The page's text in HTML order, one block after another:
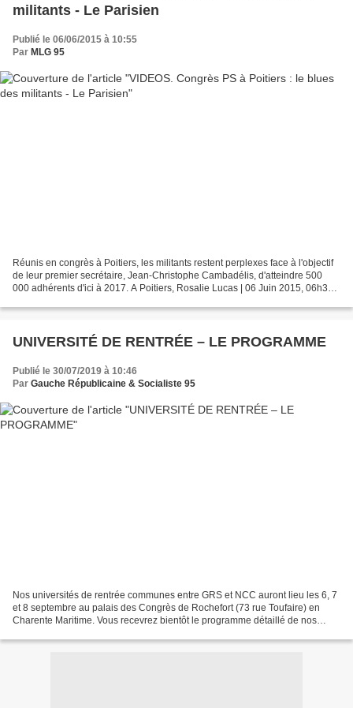
militants - Le Parisien
Publié le 06/06/2015 à 10:55
Par MLG 95
Réunis en congrès à Poitiers, les militants restent perplexes face à l'objectif
de leur premier secrétaire, Jean-Christophe Cambadélis, d'atteindre 500
000 adhérents d'ici à 2017. A Poitiers, Rosalie Lucas | 06 Juin 2015, 06h32 |
UNIVERSITÉ DE RENTRÉE – LE PROGRAMME
Publié le 30/07/2019 à 10:46
Par Gauche Républicaine & Socialiste 95
Nos universités de rentrée communes entre GRS et NCC auront lieu les 6, 7
et 8 septembre au palais des Congrès de Rochefort (73 rue Toufaire) en
Charente Maritime. Vous recevrez bientôt le programme détaillé de nos